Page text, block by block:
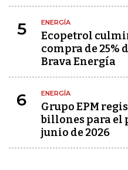
5 ENERGÍA
Ecopetrol
compra de 25%
Brava Energía
6 ENERGÍA
Grupo EPM
billones para el
junio de 2026